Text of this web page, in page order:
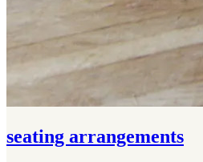
seating arrangements